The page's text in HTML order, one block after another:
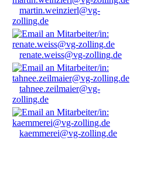
martin.weinzierl@vg-
zolling.de
renate.weiss@vg-zolling.de
tahnee.zeilmaier@vg-
zolling.de
kaemmerei@vg-zolling.de